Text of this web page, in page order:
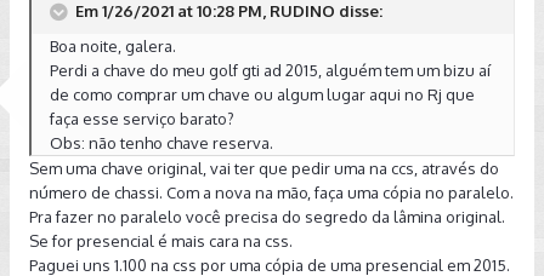
Em 1/26/2021 at 10:28 PM, RUDINO disse:
Boa noite, galera.
Perdi a chave do meu golf gti ad 2015, alguém tem um bizu aí
de como comprar um chave ou algum lugar aqui no Rj que
faça esse serviço barato?
Obs: não tenho chave reserva.
Sem uma chave original, vai ter que pedir uma na ccs, através do
número de chassi. Com a nova na mão, faça uma cópia no paralelo.
Pra fazer no paralelo você precisa do segredo da lâmina original.
Se for presencial é mais cara na css.
Paguei uns 1.100 na css por uma cópia de uma presencial em 2015.